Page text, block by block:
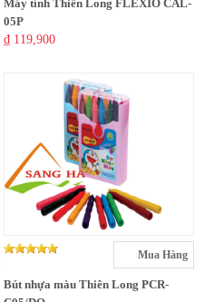
Máy tính Thiên Long FLEXIO CAL-
05P
₫ 119,900
Mua Hàng
Bút nhựa màu Thiên Long PCR-